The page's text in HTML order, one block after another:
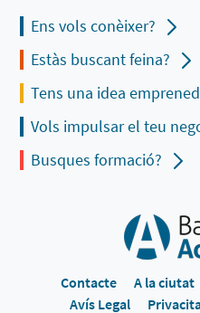
Ens vols conèixer?
Estàs buscant feina?
Tens una idea
Vols impulsar el teu
Busques formació?
Contacte A la ciutat
Avís Legal